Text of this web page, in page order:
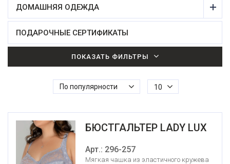
ДОМАШНЯЯ ОДЕЖДА
ПОДАРОЧНЫЕ СЕРТИФИКАТЫ
ПОКАЗАТЬ ФИЛЬТРЫ
По популярности 10
БЮСТГАЛЬТЕР LADY LUX
Арт.: 296-257
Мягкая чашка из эластичного кружева